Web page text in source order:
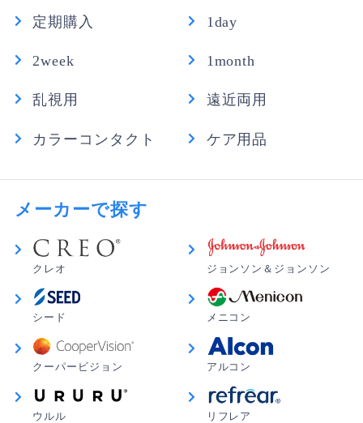
定期購入 1day
2week 1month
乱視用 遠近両用
カラーコンタクト ケア用品
メーカーで探す
クレオ ジョンソン＆ジョンソン
シード メニコン
クーパービジョン アルコン
ウルル リフレア